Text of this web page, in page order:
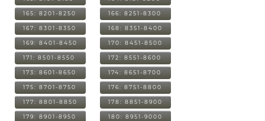
165: 8201-8250 166: 8251-8300
167: 8301-8350 168: 8351-8400
169: 8401-8450 170: 8451-8500
171: 8501-8550 172: 8551-8600
173: 8601-8650 174: 8651-8700
175: 8701-8750 176: 8751-8800
177: 8801-8850 178: 8851-8900
179: 8901-8950 180: 8951-9000